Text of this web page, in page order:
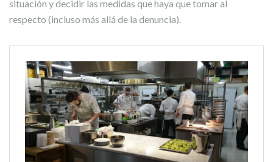
situación y decidir las medidas que haya que tomar al
respecto (incluso más allá de la denuncia).